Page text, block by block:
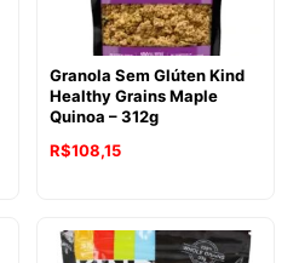
Granola Sem Glúten Kind
Healthy Grains Maple
Quinoa – 312g
O
era:
R$108,15O
é: